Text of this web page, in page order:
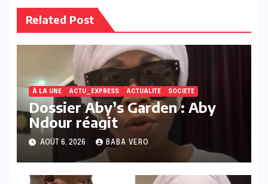
Related Post
À LA UNE ACTU_EXPRESS ACTUALITE SOCIETE
Dossier Aby’s Garden : Aby
Ndour réagit
AOÛT 6, 2026 BABA VERO